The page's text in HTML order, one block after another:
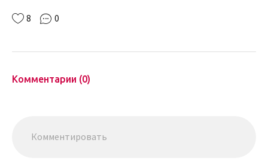
8 0
Комментарии (0)